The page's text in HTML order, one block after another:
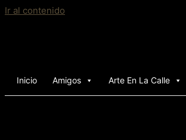
Ir al contenido
Inicio Amigos Arte En La Calle